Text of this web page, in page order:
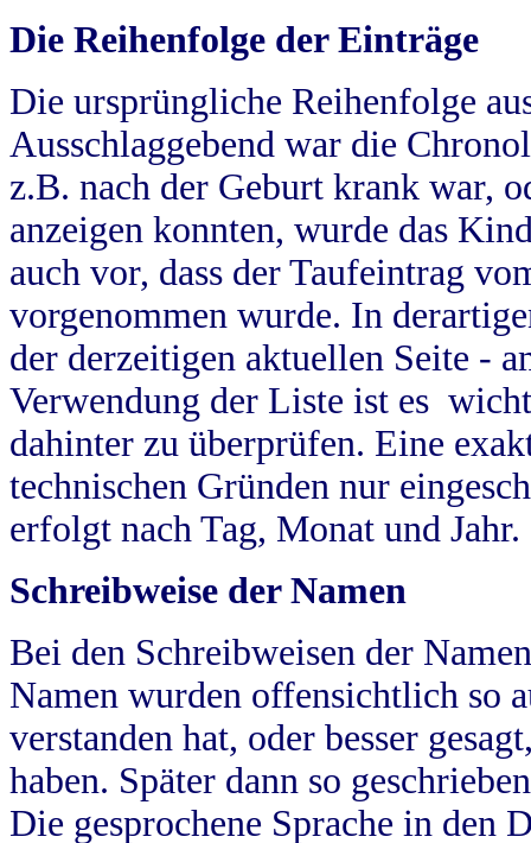
Die Reihenfolge der Einträge
Die ursprüngliche Reihenfolge
Ausschlaggebend war die
z.B. nach der Geburt krank war,
anzeigen konnten, wurde das
auch vor, dass der Taufeintrag
vorgenommen wurde. In
der derzeitigen aktuellen Seite -
Verwendung der Liste ist es
dahinter zu überprüfen. Eine
technischen Gründen nur
erfolgt nach Tag, Monat und Jahr.
Schreibweise der Namen
Bei den Schreibweisen der
Namen wurden offensichtlich so
verstanden hat, oder besser
haben. Später dann so
Die gesprochene Sprache in